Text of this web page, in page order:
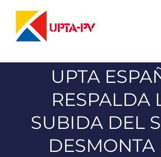
contenido
UPTA
RESPALDA
SUBIDA DEL
DESMONTA